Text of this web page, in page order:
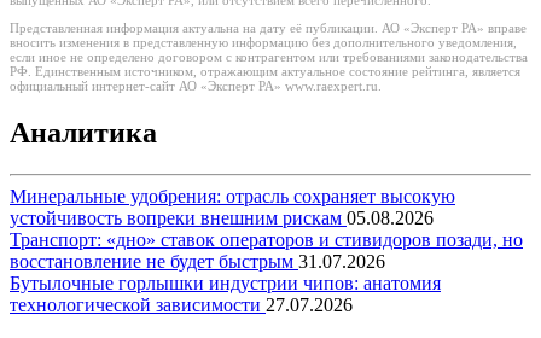
Представленная информация актуальна на дату её публикации. АО «Эксперт РА» вправе
вносить изменения в представленную информацию без дополнительного уведомления,
если иное не определено договором с контрагентом или требованиями законодательства
РФ. Единственным источником, отражающим актуальное состояние рейтинга, является
официальный интернет-сайт АО «Эксперт РА» www.raexpert.ru.
Аналитика
Минеральные удобрения: отрасль сохраняет высокую
устойчивость вопреки внешним рискам 05.08.2026
Транспорт: «дно» ставок операторов и стивидоров позади, но
восстановление не будет быстрым 31.07.2026
Бутылочные горлышки индустрии чипов: анатомия
технологической зависимости 27.07.2026